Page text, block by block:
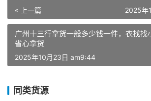
« 上一篇 2025年
广州十三行拿货一般多少钱一件，衣找找
省心拿货
2025年10月23日 am9:44
同类货源